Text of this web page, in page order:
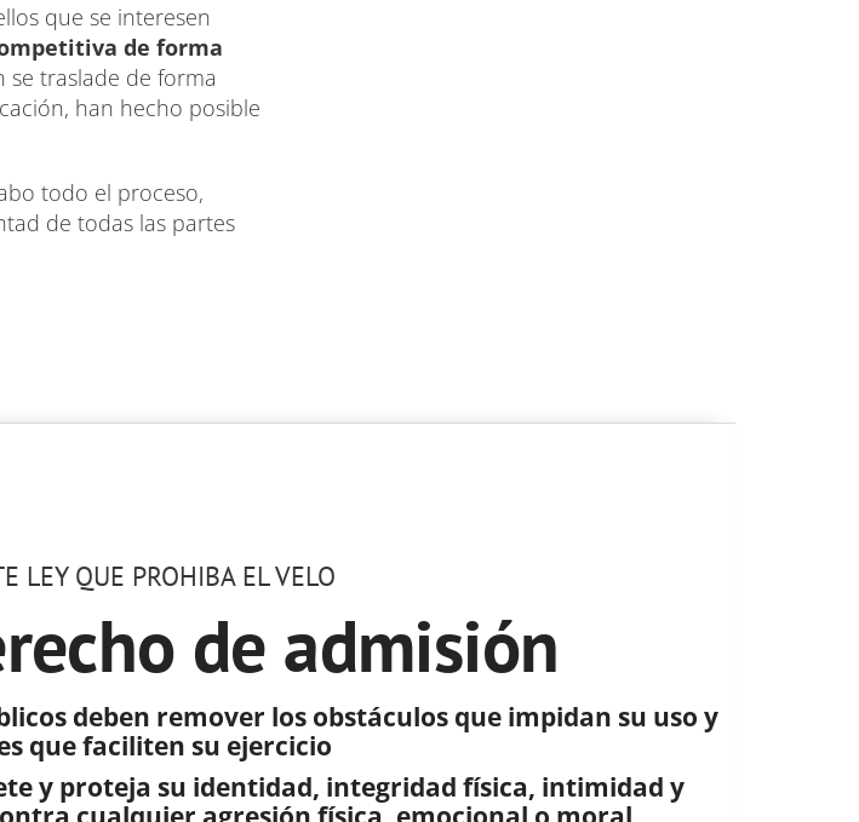
que se interesen
de forma
se traslade de forma
han hecho posible
todo el proceso,
de todas las partes
LEY QUE PROHIBA EL VELO
de admisión
deben remover los obstáculos que impidan su uso y
que faciliten su ejercicio
y proteja su identidad, integridad física, intimidad y